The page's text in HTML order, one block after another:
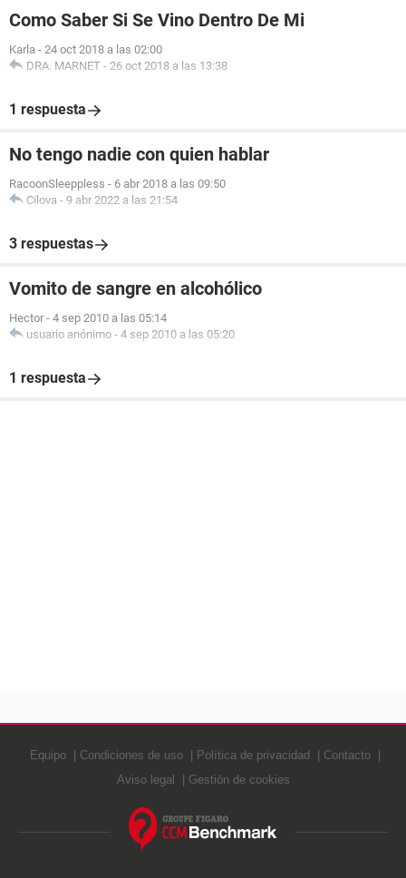
Como Saber Si Se Vino Dentro De Mi
Karla - 24 oct 2018 a las 02:00
DRA. MARNET - 26 oct 2018 a las 13:38
1 respuesta
No tengo nadie con quien hablar
RacoonSleeppless - 6 abr 2018 a las 09:50
Cilova - 9 abr 2022 a las 21:54
3 respuestas
Vomito de sangre en alcohólico
Hector - 4 sep 2010 a las 05:14
usuario anónimo - 4 sep 2010 a las 05:20
1 respuesta
Equipo Condiciones de uso Política de privacidad
Contacto
Aviso legal
Gestión de cookies